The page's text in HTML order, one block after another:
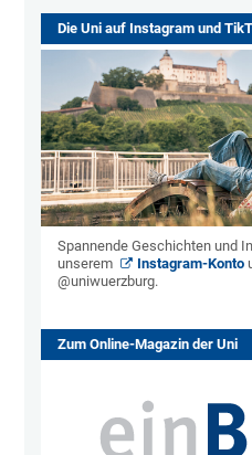
Die Uni auf Instagram und
Spannende Geschichten und
unserem
Instagram-Konto
@uniwuerzburg.
Zum Online-Magazin der Uni